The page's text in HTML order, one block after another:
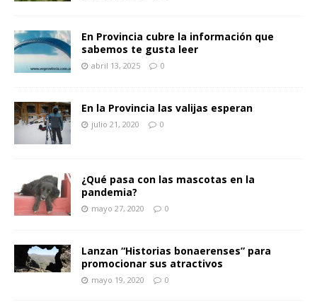
En Provincia cubre la información que
sabemos te gusta leer
abril 13, 2025 0
En la Provincia las valijas esperan
julio 21, 2020 0
¿Qué pasa con las mascotas en la
pandemia?
mayo 27, 2020 0
Lanzan “Historias bonaerenses” para
promocionar sus atractivos
mayo 19, 2020 0